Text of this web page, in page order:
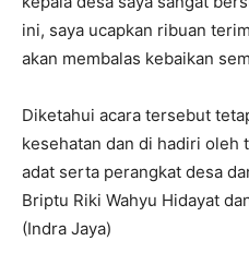
ini, saya ucapkan ribuan
akan membalas kebaikan
Diketahui acara tersebut
kesehatan dan di hadiri oleh
adat serta perangkat desa
Briptu Riki Wahyu Hidayat
(Indra Jaya)